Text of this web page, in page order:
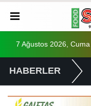
7 Ağustos 2026, Cuma
HABERLER